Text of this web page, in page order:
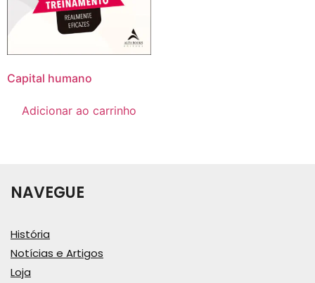
Capital humano
Adicionar ao carrinho
NAVEGUE
História
Notícias e Artigos
Loja